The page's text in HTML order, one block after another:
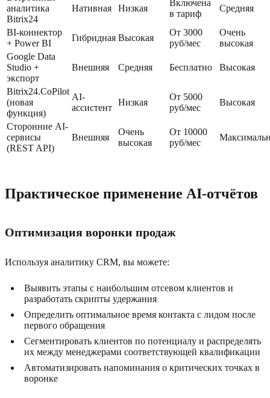
аналитика
Bitrix24
Нативная Низкая
Включена
в тариф
Средняя
BI-коннектор
+ Power BI
Гибридная Высокая
От 3000
руб/мес
Очень
высокая
Google Data
Studio +
экспорт
Внешняя Средняя Бесплатно Высокая
Bitrix24.CoPilot
(новая
функция)
AI-
ассистент
Низкая
От 5000
руб/мес
Высокая
Сторонние AI-
сервисы
(REST API)
Внешняя
Очень
высокая
От 10000
руб/мес
Практическое применение AI-отчётов
Оптимизация воронки продаж
Используя аналитику CRM, вы можете:
Выявить этапы с наибольшим отсевом клиентов и
разработать скрипты удержания
Определить оптимальное время контакта с лидом после
первого обращения
Сегментировать клиентов по потенциалу и распределять
их между менеджерами соответствующей квалификации
Автоматизировать напоминания о критических точках в
воронке